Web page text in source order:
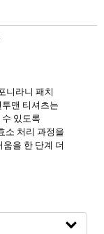
니라니 패치
맨 티셔츠는
있도록
소 처리 과정을
을 한 단계 더